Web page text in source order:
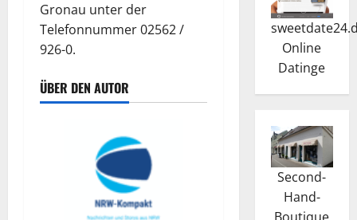
Gronau unter der
Telefonnummer 02562 /
926-0.
ÜBER DEN AUTOR
Online
Datinge
Second-
Hand-